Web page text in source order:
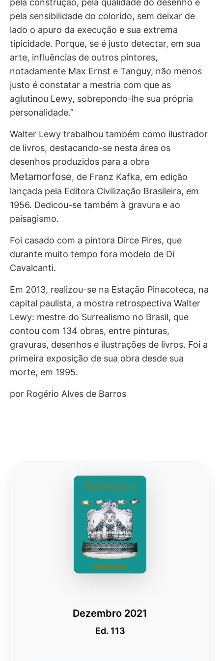
pela construção, pela qualidade do desenho e
pela sensibilidade do colorido, sem deixar de
lado o apuro da execução e sua extrema
tipicidade. Porque, se é justo detectar, em sua
arte, influências de outros pintores,
notadamente Max Ernst e Tanguy, não menos
justo é constatar a mestria com que as
aglutinou Lewy, sobrepondo-lhe sua própria
personalidade.”
Walter Lewy trabalhou também como ilustrador
de livros, destacando-se nesta área os
desenhos produzidos para a obra
Metamorfose, de Franz Kafka, em edição
lançada pela Editora Civilização Brasileira, em
1956. Dedicou-se também à gravura e ao
paisagismo.
Foi casado com a pintora Dirce Pires, que
durante muito tempo fora modelo de Di
Cavalcanti.
Em 2013, realizou-se na Estação Pinacoteca, na
capital paulista, a mostra retrospectiva Walter
Lewy: mestre do Surrealismo no Brasil, que
contou com 134 obras, entre pinturas,
gravuras, desenhos e ilustrações de livros. Foi a
primeira exposição de sua obra desde sua
morte, em 1995.
por Rogério Alves de Barros
Dezembro 2021
Ed. 113